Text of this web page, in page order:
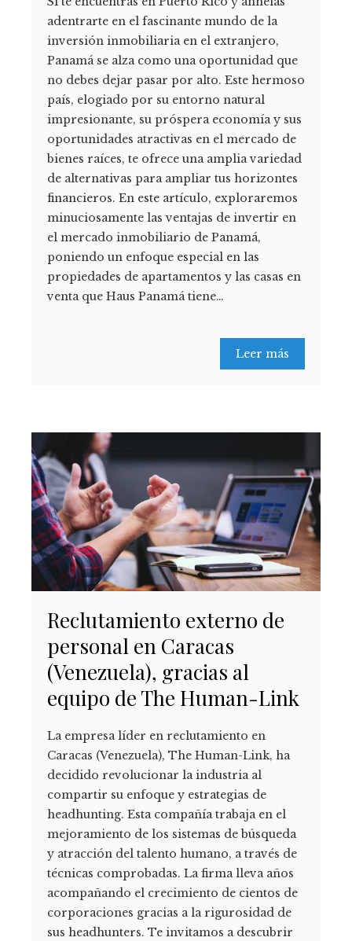
adentrarte en el fascinante mundo de la
inversión inmobiliaria en el extranjero,
Panamá se alza como una oportunidad que
no debes dejar pasar por alto. Este hermoso
país, elogiado por su entorno natural
impresionante, su próspera economía y sus
oportunidades atractivas en el mercado de
bienes raíces, te ofrece una amplia variedad
de alternativas para ampliar tus horizontes
financieros. En este artículo, exploraremos
minuciosamente las ventajas de invertir en
el mercado inmobiliario de Panamá,
poniendo un enfoque especial en las
propiedades de apartamentos y las casas en
venta que Haus Panamá tiene…
Leer más
Reclutamiento externo de
personal en Caracas
(Venezuela), gracias al
equipo de The Human-Link
La empresa líder en reclutamiento en
Caracas (Venezuela), The Human-Link, ha
decidido revolucionar la industria al
compartir su enfoque y estrategias de
headhunting. Esta compañía trabaja en el
mejoramiento de los sistemas de búsqueda
y atracción del talento humano, a través de
técnicas comprobadas. La firma lleva años
acompañando el crecimiento de cientos de
corporaciones gracias a la rigurosidad de
sus headhunters. Te invitamos a descubrir